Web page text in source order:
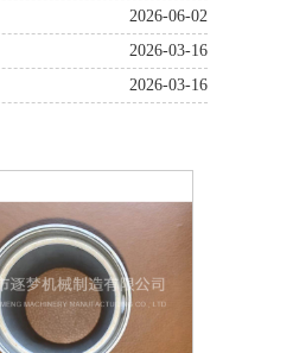
2026-06-02
2026-03-16
2026-03-16